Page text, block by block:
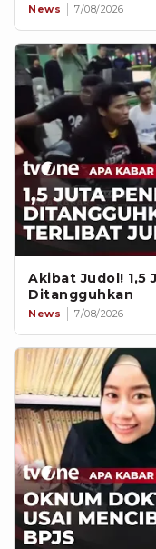
News 7/08/2026
Akibat Judol! 1,5
Ditangguhkan
News 7/08/2026